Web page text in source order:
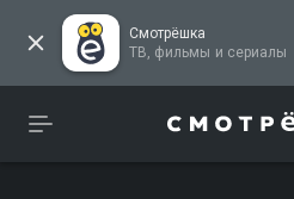
Смотрёшка
ТВ, фильмы и сериалы